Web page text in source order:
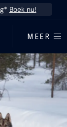
Boek nu!
MEER